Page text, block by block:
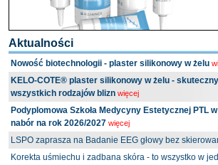
Aktualności
Nowość biotechnologii - plaster silikonowy w żelu
KELO-COTE® plaster silikonowy w żelu -
wszystkich rodzajów blizn więcej
Podyplomowa Szkoła Medycyny Estetycznej PTL
nabór na rok 2026/2027 więcej
LSPO zaprasza na Badanie EEG głowy bez
Korekta uśmiechu i zadbana skóra - to wszystko w